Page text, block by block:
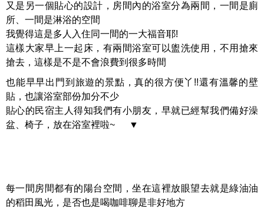
又是另一個貼心的設計，房間內的浴室分為兩間，一間是廁
所、一間是淋浴的空間
我覺得這是多人入住同一間的一大福音耶!
這樣大家早上一起床，有兩間浴室可以盥洗使用，不用搶來
搶去，這樣是不是不會浪費到很多時間
也能早早出門到旅遊的景點，真的很方便丫!!還有溫馨的壁
貼，也讓浴室部份加分不少
貼心的民宿主人得知我們有小朋友，早就已經幫我們備好澡
盆、椅子，放在浴室裡啦~ ▼
每一間房間都有的陽台空間，坐在這裡放眼望去就是綠油油
的稻田風光，是否也是喝咖啡聊是非好地方